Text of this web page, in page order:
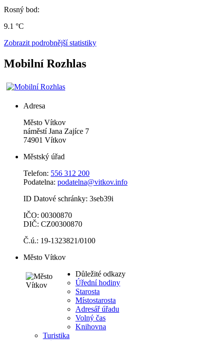
Rosný bod:
9.1 °C
Zobrazit podrobnější statistiky
Mobilní Rozhlas
Adresa
Město Vítkov
náměstí Jana Zajíce 7
74901 Vítkov
Městský úřad
Telefon: 556 312 200
Podatelna: podatelna@vitkov.info
ID Datové schránky: 3seb39i
IČO: 00300870
DIČ: CZ00300870
Č.ú.: 19-1323821/0100
Město Vítkov
Důležité odkazy
Úřední hodiny
Starosta
Místostarosta
Adresář úřadu
Volný čas
Knihovna
Turistika